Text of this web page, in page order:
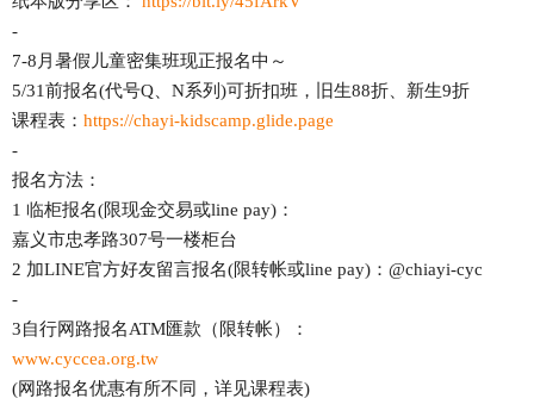
-
7-8月暑假儿童密集班现正报名中～
5/31前报名(代号Q、N系列)可折扣班，旧生88折、新生9折
课程表： https://chayi-kidscamp.glide.page
-
报名方法：
1 临柜报名(限现金交易或line pay)：
嘉义市忠孝路307号一楼柜台
2 加LINE官方好友留言报名(限转帐或line pay)：@chiayi-cyc
-
3自行网路报名ATM匯款（限转帐）：
www.cyccea.org.tw
(网路报名优惠有所不同，详见课程表)